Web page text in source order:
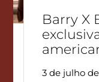
Barry X
3 de julho